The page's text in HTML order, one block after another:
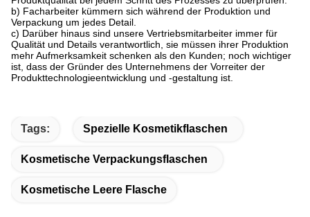
b) Facharbeiter kümmern sich während der Produktion und
Verpackung um jedes Detail.
c) Darüber hinaus sind unsere Vertriebsmitarbeiter immer für
Qualität und Details verantwortlich, sie müssen ihrer Produktion
mehr Aufmerksamkeit schenken als den Kunden; noch wichtiger
ist, dass der Gründer des Unternehmens der Vorreiter der
Produkttechnologieentwicklung und -gestaltung ist.
Tags: Spezielle Kosmetikflaschen
Kosmetische Verpackungsflaschen
Kosmetische Leere Flasche